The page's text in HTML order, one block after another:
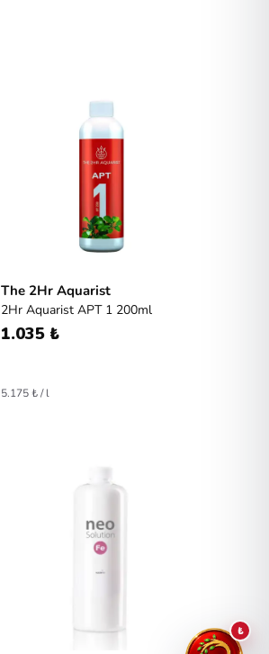
The 2Hr Aquarist
2Hr Aquarist APT 1 200ml
1.035 ₺
5.175 ₺ / l
₺